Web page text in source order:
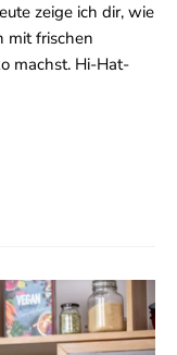
zeige ich dir, wie
mit frischen
machst. Hi-Hat-